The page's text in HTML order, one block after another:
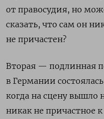
от правосудия, но
сказать, что сам он
не причастен?
Вторая — подлинная
в Германии
когда на сцену вышло
никак не причастное